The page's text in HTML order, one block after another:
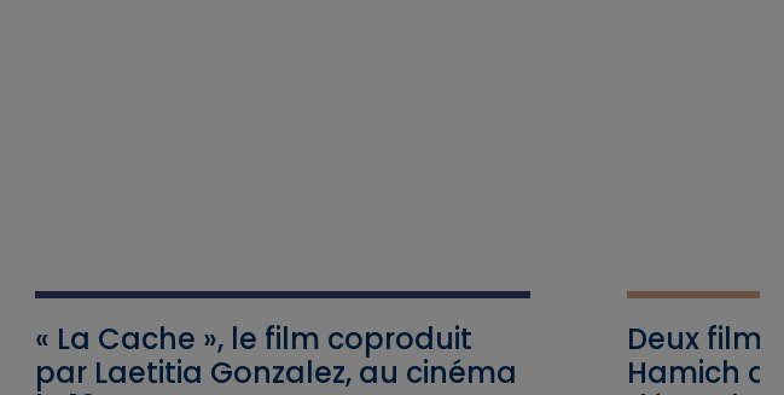
« La Cache », le film coproduit
par Laetitia Gonzalez, au cinéma
Deux
Hamich